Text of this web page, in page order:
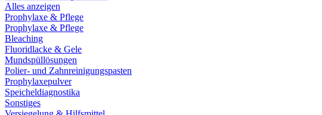
Alles anzeigen
Prophylaxe & Pflege
Prophylaxe & Pflege
Bleaching
Fluoridlacke & Gele
Mundspüllösungen
Polier- und Zahnreinigungspasten
Prophylaxepulver
Speicheldiagnostika
Sonstiges